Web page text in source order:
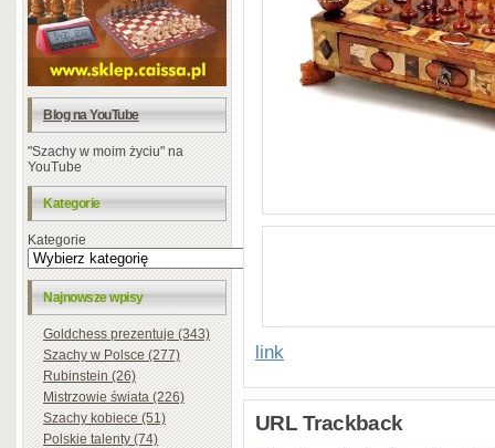
Blog na YouTube
"Szachy w moim życiu" na
YouTube
Kategorie
Kategorie
Najnowsze wpisy
Goldchess prezentuje (343)
Szachy w Polsce (277)
Rubinstein (26)
Mistrzowie świata (226)
Szachy kobiece (51)
Polskie talenty (74)
link
URL Trackback